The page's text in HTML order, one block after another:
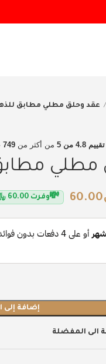
عقد وحلق مطلي مطابق للذهب
من 5 من أكثر من 749 عميل
مطابق
60.00
💸وفرت 60.00
إضافة إلى
الى المفضلة